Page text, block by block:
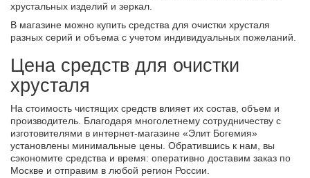
хрустальных изделий и зеркал.
В магазине можно купить средства для очистки хрусталя
разных серий и объема с учетом индивидуальных пожеланий.
Цена средств для очистки
хрусталя
На стоимость чистящих средств влияет их состав, объем и
производитель. Благодаря многолетнему сотрудничеству с
изготовителями в интернет-магазине «Элит Богемия»
установлены минимальные цены. Обратившись к нам, вы
сэкономите средства и время: оперативно доставим заказ по
Москве и отправим в любой регион России.